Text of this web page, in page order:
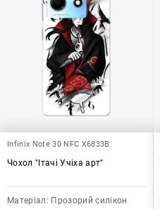
Infinix Note 30 NFC X6833B
Чохол "Ітачі Учіха арт"
Матеріал: Прозорий силікон